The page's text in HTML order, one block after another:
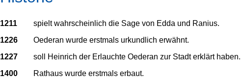
1211
spielt wahrscheinlich die Sage von Edda und Ranius.
1226
Oederan wurde erstmals urkundlich erwähnt.
1227
soll Heinrich der Erlauchte Oederan zur Stadt erklärt haben.
1400
Rathaus wurde erstmals erbaut.